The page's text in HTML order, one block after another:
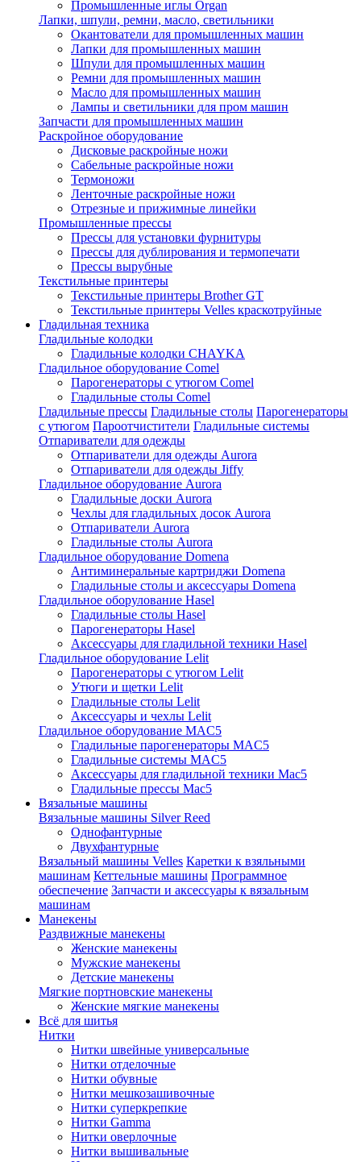
Промышленные иглы Organ
Лапки, шпули, ремни, масло, светильники
Окантователи для промышленных машин
Лапки для промышленных машин
Шпули для промышленных машин
Ремни для промышленных машин
Масло для промышленных машин
Лампы и светильники для пром машин
Запчасти для промышленных машин
Раскройное оборудование
Дисковые раскройные ножи
Сабельные раскройные ножи
Термоножи
Ленточные раскройные ножи
Отрезные и прижимные линейки
Промышленные прессы
Прессы для установки фурнитуры
Прессы для дублирования и термопечати
Прессы вырубные
Текстильные принтеры
Текстильные принтеры Brother GT
Текстильные принтеры Velles краскотруйные
Гладильная техника
Гладильные колодки
Гладильные колодки CHAYKA
Гладильное оборудование Comel
Парогенераторы с утюгом Comel
Гладильные столы Comel
Гладильные прессы Гладильные столы Парогенераторы
с утюгом Пароотчистители Гладильные системы
Отпариватели для одежды
Отпариватели для одежды Aurora
Отпариватели для одежды Jiffy
Гладильное оборудование Aurora
Гладильные доски Aurora
Чехлы для гладильных досок Aurora
Отпариватели Aurora
Гладильные столы Aurora
Гладильное оборудование Domena
Антиминеральные картриджи Domena
Гладильные столы и аксессуары Domena
Гладильное оборулование Hasel
Гладильные столы Hasel
Парогенераторы Hasel
Аксессуары для гладильной техники Hasel
Гладильное оборудование Lelit
Парогенераторы с утюгом Lelit
Утюги и щетки Lelit
Гладильные столы Lelit
Аксессуары и чехлы Lelit
Гладильное оборудование MAC5
Гладильные парогенераторы MAC5
Гладильные системы MAC5
Аксессуары для гладильной техники Mac5
Гладильные прессы Mac5
Вязальные машины
Вязальные машины Silver Reed
Однофантурные
Двухфантурные
Вязальный машины Velles Каретки к взяльными
машинам Кеттельные машины Программное
обеспечение Запчасти и аксессуары к вязальным
машинам
Манекены
Раздвижные манекены
Женские манекены
Мужские манекены
Детские манекены
Мягкие портновские манекены
Женские мягкие манекены
Всё для шитья
Нитки
Нитки швейные универсальные
Нитки отделочные
Нитки обувные
Нитки мешкозашивочные
Нитки суперкрепкие
Нитки Gamma
Нитки оверлочные
Нитки вышивальные